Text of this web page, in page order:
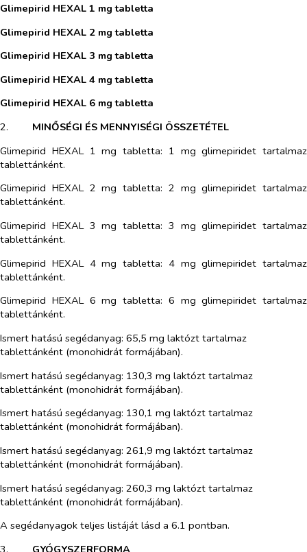
Glimepirid HEXAL 1 mg tabletta
Glimepirid HEXAL 2 mg tabletta
Glimepirid HEXAL 3 mg tabletta
Glimepirid HEXAL 4 mg tabletta
Glimepirid HEXAL 6 mg tabletta
2.​
MINŐSÉGI ÉS MENNYISÉGI ÖSSZETÉTEL
Glimepirid HEXAL 1 mg tabletta: 1 mg glimepiridet tartalmaz
tablettánként.
Glimepirid HEXAL 2 mg tabletta: 2 mg glimepiridet tartalmaz
tablettánként.
Glimepirid HEXAL 3 mg tabletta: 3 mg glimepiridet tartalmaz
tablettánként.
Glimepirid HEXAL 4 mg tabletta: 4 mg glimepiridet tartalmaz
tablettánként.
Glimepirid HEXAL 6 mg tabletta: 6 mg glimepiridet tartalmaz
tablettánként.
Ismert hatású segédanyag: 65,5 mg laktózt tartalmaz
tablettánként (monohidrát formájában).
Ismert hatású segédanyag: 130,3 mg laktózt tartalmaz
tablettánként (monohidrát formájában).
Ismert hatású segédanyag: 130,1 mg laktózt tartalmaz
tablettánként (monohidrát formájában).
Ismert hatású segédanyag: 261,9 mg laktózt tartalmaz
tablettánként (monohidrát formájában).
Ismert hatású segédanyag: 260,3 mg laktózt tartalmaz
tablettánként (monohidrát formájában).
A segédanyagok teljes listáját lásd a 6.1 pontban.
3.​
GYÓGYSZERFORMA